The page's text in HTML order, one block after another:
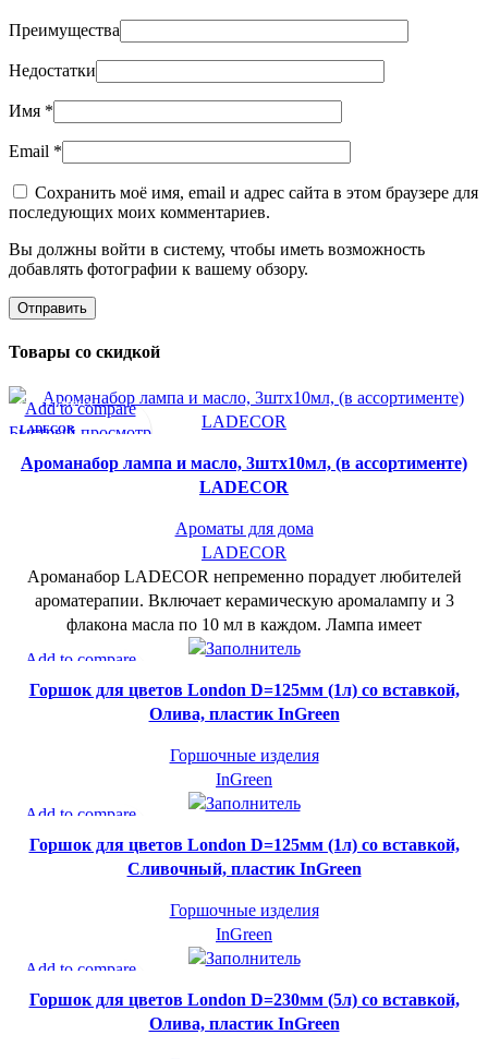
Преимущества
Недостатки
Имя *
Email *
Сохранить моё имя, email и адрес сайта в этом браузере для
последующих моих комментариев.
Вы должны войти в систему, чтобы иметь возможность
добавлять фотографии к вашему обзору.
Товары со скидкой
СУПЕР-ЦЕНА
LADECOR
Add to compare
Быстрый просмотр
В желаемое
Ароманабор лампа и масло, 3штx10мл, (в ассортименте)
LADECOR
Ароматы для дома
LADECOR
Ароманабор LADECOR непременно порадует любителей
ароматерапии. Включает керамическую аромалампу и 3
флакона масла по 10 мл в каждом. Лампа имеет
СУПЕР-ЦЕНА
Add to compare
Быстрый просмотр
Горшок для цветов London D=125мм (1л) со вставкой,
Олива, пластик InGreen
Горшочные изделия
InGreen
СУПЕР-ЦЕНА
Add to compare
Быстрый просмотр
Горшок для цветов London D=125мм (1л) со вставкой,
Сливочный, пластик InGreen
Горшочные изделия
InGreen
СУПЕР-ЦЕНА
Add to compare
Быстрый просмотр
Горшок для цветов London D=230мм (5л) со вставкой,
Олива, пластик InGreen